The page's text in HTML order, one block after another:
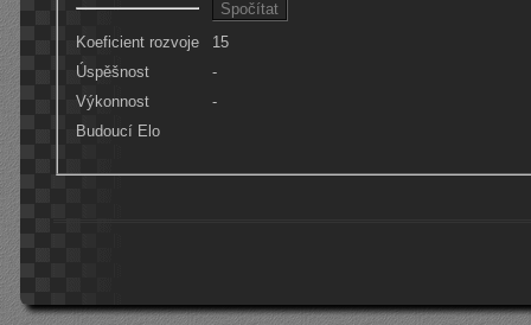
Koeficient rozvoje
15
Úspěšnost
-
Výkonnost
-
Budoucí Elo